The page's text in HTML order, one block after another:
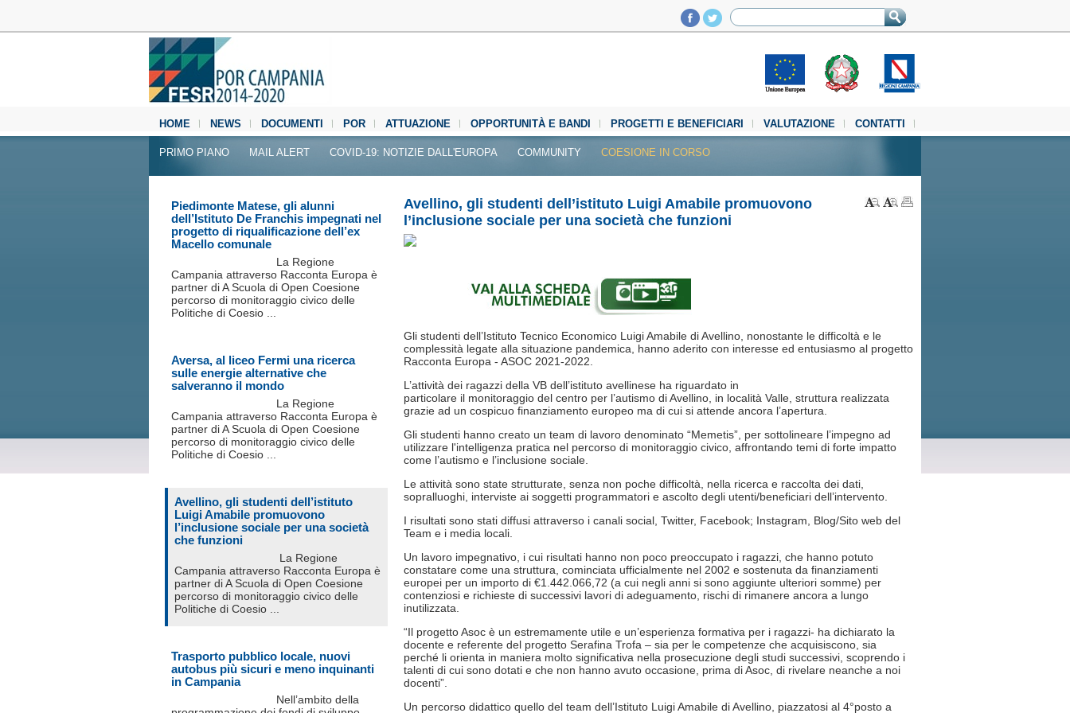
HOME NEWS DOCUMENTI POR ATTUAZIONE OPPORTUNITÀ E BANDI PROGETTI E BENEFICIARI VALUTAZIONE
CONTATTI
MEDIA CENTER
PRIMO PIANO MAIL ALERT COVID-19: NOTIZIE DALL'EUROPA COMMUNITY COESIONE IN CORSO
Avellino, gli studenti dell’istituto Luigi Amabile promuovono
l’inclusione sociale per una società che funzioni
Gli studenti dell’Istituto Tecnico Economico Luigi Amabile di Avellino, nonostante le difficoltà e le
complessità legate alla situazione pandemica, hanno aderito con interesse ed entusiasmo al progetto
Racconta Europa - ASOC 2021-2022.
L’attività dei ragazzi della VB dell’istituto avellinese ha riguardato in
particolare il monitoraggio del centro per l’autismo di Avellino, in località Valle, struttura realizzata
grazie ad un cospicuo finanziamento europeo ma di cui si attende ancora l’apertura.
Gli studenti hanno creato un team di lavoro denominato “Memetis”, per sottolineare l’impegno ad
utilizzare l'intelligenza pratica nel percorso di monitoraggio civico, affrontando temi di forte impatto
come l’autismo e l’inclusione sociale.
Le attività sono state strutturate, senza non poche difficoltà, nella ricerca e raccolta dei dati,
sopralluoghi, interviste ai soggetti programmatori e ascolto degli utenti/beneficiari dell’intervento.
I risultati sono stati diffusi attraverso i canali social, Twitter, Facebook; Instagram, Blog/Sito web del
Team e i media locali.
Un lavoro impegnativo, i cui risultati hanno non poco preoccupato i ragazzi, che hanno potuto
constatare come una struttura, cominciata ufficialmente nel 2002 e sostenuta da finanziamenti
europei per un importo di €1.442.066,72 (a cui negli anni si sono aggiunte ulteriori somme) per
contenziosi e richieste di successivi lavori di adeguamento, rischi di rimanere ancora a lungo
inutilizzata.
“Il progetto Asoc è un estremamente utile e un’esperienza formativa per i ragazzi- ha dichiarato la
docente e referente del progetto Serafina Trofa – sia per le competenze che acquisiscono, sia
perché li orienta in maniera molto significativa nella prosecuzione degli studi successivi, scoprendo i
talenti di cui sono dotati e che non hanno avuto occasione, prima di Asoc, di rivelare neanche a noi
docenti”.
Un percorso didattico quello del team dell’Istituto Luigi Amabile di Avellino, piazzatosi al 4°posto a
Piedimonte Matese, gli alunni
dell’Istituto De Franchis impegnati nel
progetto di riqualificazione dell’ex
Macello comunale
La Regione
Campania attraverso Racconta Europa è
partner di A Scuola di Open Coesione
percorso di monitoraggio civico delle
Politiche di Coesio ...
Aversa, al liceo Fermi una ricerca
sulle energie alternative che
salveranno il mondo
La Regione
Campania attraverso Racconta Europa è
partner di A Scuola di Open Coesione
percorso di monitoraggio civico delle
Politiche di Coesio ...
Avellino, gli studenti dell’istituto
Luigi Amabile promuovono
l’inclusione sociale per una società
che funzioni
La Regione
Campania attraverso Racconta Europa è
partner di A Scuola di Open Coesione
percorso di monitoraggio civico delle
Politiche di Coesio ...
Trasporto pubblico locale, nuovi
autobus più sicuri e meno inquinanti
in Campania
Nell’ambito della